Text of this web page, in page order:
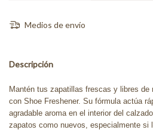
Medios de envío
Descripción
Mantén tus zapatillas frescas y libres de
con Shoe Freshener. Su fórmula actúa
agradable aroma en el interior del
zapatos como nuevos, especialmente si